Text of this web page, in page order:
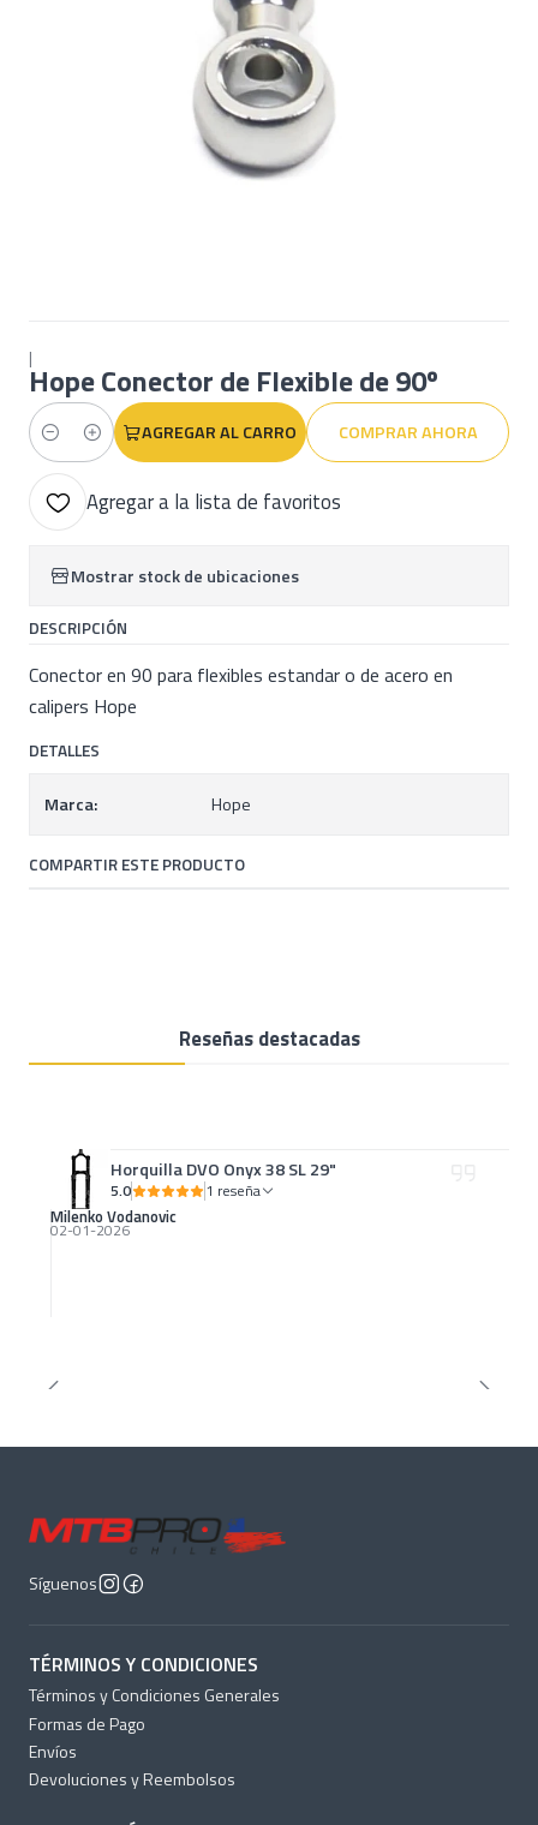
|
Hope Conector de Flexible de 90º
Cantidad
AGREGAR AL CARRO COMPRAR AHORA
Agregar a la lista de favoritos
Mostrar stock de ubicaciones
DESCRIPCIÓN
Conector en 90 para flexibles estandar o de acero en
calipers Hope
DETALLES
Marca: Hope
COMPARTIR ESTE PRODUCTO
Reseñas destacadas
Horquilla DVO Onyx 38 SL 29"
5.0 1 reseña
Milenko Vodanovic
02-01-2026
Síguenos
TÉRMINOS Y CONDICIONES
Términos y Condiciones Generales
Formas de Pago
Envíos
Devoluciones y Reembolsos